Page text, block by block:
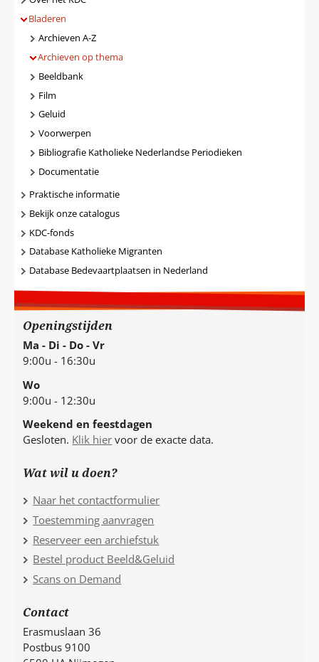
Bladeren
Archieven A-Z
Archieven op thema
Beeldbank
Film
Geluid
Voorwerpen
Bibliografie Katholieke Nederlandse Periodieken
Documentatie
Praktische informatie
Bekijk onze catalogus
KDC-fonds
Database Katholieke Migranten
Database Bedevaartplaatsen in Nederland
Openingstijden
Ma - Di - Do - Vr
9:00u - 16:30u
Wo
9:00u - 12:30u
Weekend en feestdagen
Gesloten. Klik hier voor de exacte data.
Wat wil u doen?
Naar het contactformulier
Toestemming aanvragen
Reserveer een archiefstuk
Bestel product Beeld&Geluid
Scans on Demand
Contact
Erasmuslaan 36
Postbus 9100